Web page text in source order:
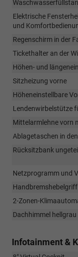
Elektrische
und
Regenschirm in der
Tickethalter an der
Höhen- und
Sitzheizung vorne
Höheneinstellbare
Lendenwirbelstütze
Mittelarmlehne vorn
Ablagetaschen in
Rücksitzbank
Netzprogramm und
2-Zonen-
Dachhimmel hellgrau
Infotainment &